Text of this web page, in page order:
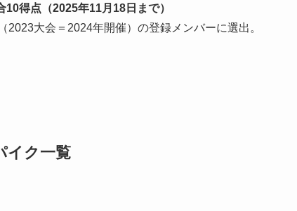
10得点（2025年11月18日まで）
2023大会＝2024年開催）の登録メンバーに選出。
イク一覧